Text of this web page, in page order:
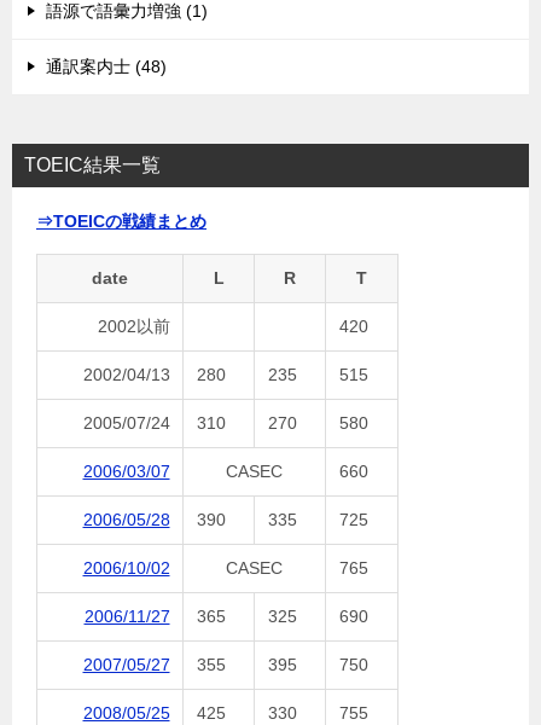
語源で語彙力増強 (1)
通訳案内士 (48)
TOEIC結果一覧
⇒TOEICの戦績まとめ
date L R T
2002以前 420
2002/04/13 280 235 515
2005/07/24 310 270 580
2006/03/07 CASEC 660
2006/05/28 390 335 725
2006/10/02 CASEC 765
2006/11/27 365 325 690
2007/05/27 355 395 750
2008/05/25 425 330 755